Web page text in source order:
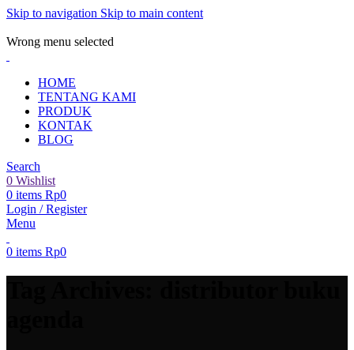
Skip to navigation Skip to main content
Wrong menu selected
HOME
TENTANG KAMI
PRODUK
KONTAK
BLOG
Search
0 Wishlist
0 items Rp0
Login / Register
Menu
0 items Rp0